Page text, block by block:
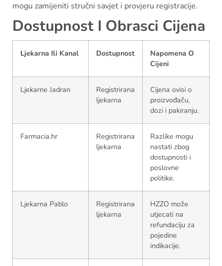
mogu zamijeniti stručni savjet i provjeru registracije.
Dostupnost I Obrasci Cijena
Ljekarna Ili Kanal Dostupnost
Napomena O
Cijeni
Ljekarne Jadran
Registrirana
ljekarna
Cijena ovisi o
proizvođaču,
dozi i pakiranju.
Farmacia.hr
Registrirana
ljekarna
Razlike mogu
nastati zbog
dostupnosti i
poslovne
politike.
Ljekarna Pablo
Registrirana
ljekarna
HZZO može
utjecati na
refundaciju za
pojedine
indikacije.